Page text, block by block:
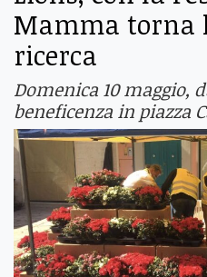
Mamma torna
ricerca
Domenica 10 maggio,
beneficenza in piazza